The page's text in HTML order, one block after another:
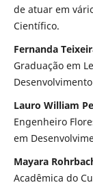
de atuar em
Científico.
Fernanda
Graduação em
Lauro William
Engenheiro
em
Mayara
Acadêmica do